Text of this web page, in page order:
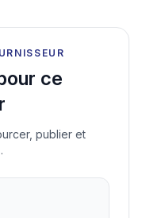
ce
publier et